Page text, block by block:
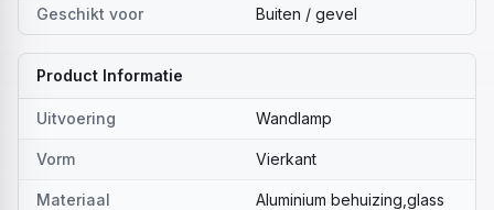
Geschikt voor Buiten / gevel
Product Informatie
Uitvoering Wandlamp
Vorm Vierkant
Materiaal
Aluminium behuizing,glass